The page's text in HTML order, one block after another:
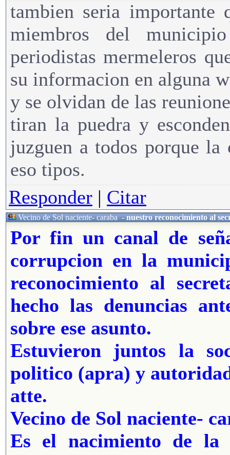
tambien seria importante
miembros del
periodistas mermeleros
su informacion en alguna
y se olvidan de las
tiran la puedra y
juzguen a todos porque la
eso tipos.
Responder | Citar
Vecino de Sol naciente- caraba-nuestro reconocimiento al
Por fin un canal de
corrupcion en la
reconocimiento al
hecho las denuncias
sobre ese asunto.
Estuvieron juntos la
politico (apra) y
atte.
Vecino de Sol naciente-
Es el nacimiento de